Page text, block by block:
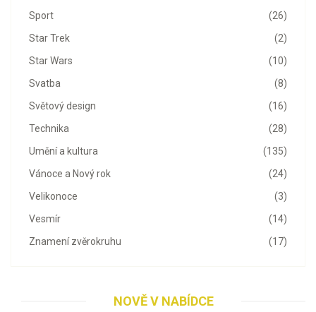
(26)
Sport
(2)
Star Trek
(10)
Star Wars
(8)
Svatba
(16)
Světový design
(28)
Technika
(135)
Umění a kultura
(24)
Vánoce a Nový rok
(3)
Velikonoce
(14)
Vesmír
(17)
Znamení zvěrokruhu
NOVĚ V NABÍDCE